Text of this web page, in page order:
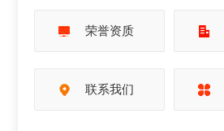
荣誉资质
联系我们